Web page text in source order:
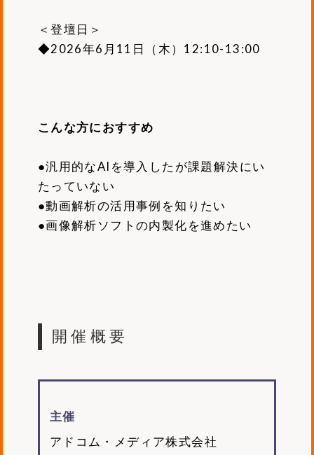
＜登壇日＞
◆2026年6月11日（木）12:10-13:00
こんな方におすすめ
●汎用的なAIを導入したが課題解決にい
たっていない
●動画解析の活用事例を知りたい
●画像解析ソフトの内製化を進めたい
開催概要
主催
アドコム・メディア株式会社